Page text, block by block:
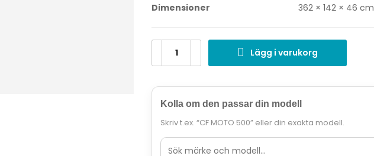
Dimensioner
362 × 142 × 46 cm
Lägg i varukorg
Kolla om den passar din modell
Skriv t.ex. “CF MOTO 500” eller din exakta modell.